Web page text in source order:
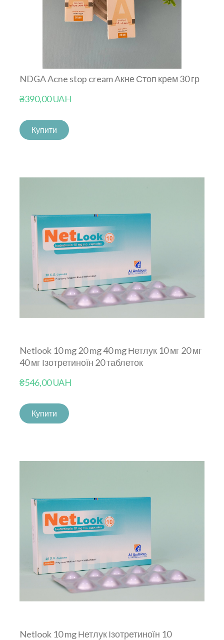
NDGA Acne stop cream Акне Стоп крем 30 гр
₴390,00 UAH
Купити
Netlook 10 mg 20 mg 40 mg Нетлук 10 мг 20 мг
40 мг Ізотретиноїн 20 таблеток
₴546,00 UAH
Купити
Netlook 10 mg Нетлук Ізотретиноїн 10